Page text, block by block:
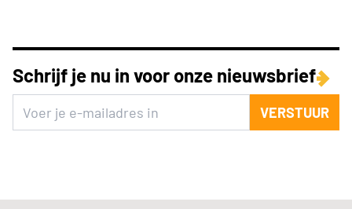
Schrijf je nu in voor onze nieuwsbrief
VERSTUUR